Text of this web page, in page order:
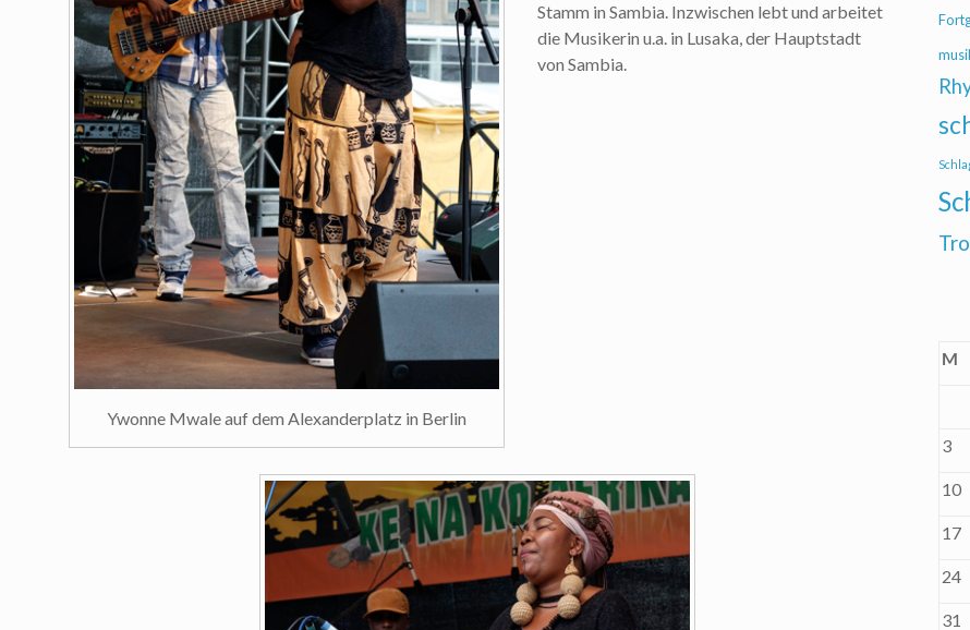
Ywonne Mwale auf dem Alexanderplatz in Berlin
Stamm in Sambia. Inzwischen lebt und arbeitet
die Musikerin u.a. in Lusaka, der Hauptstadt
von Sambia.
M
3
10
17
24
31